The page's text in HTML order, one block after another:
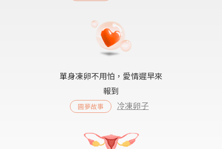
單身凍卵不用怕，愛情遲早來
報到
圓夢故事 冷凍卵子